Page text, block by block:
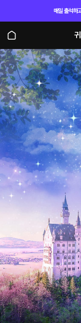
매일 출석하